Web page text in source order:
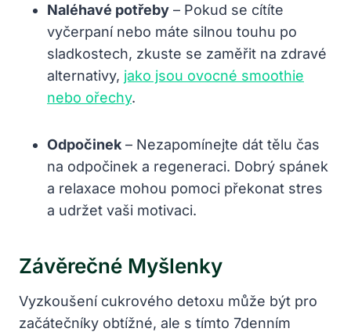
Naléhavé potřeby – Pokud se cítíte
vyčerpaní nebo máte silnou touhu po
sladkostech, zkuste se zaměřit na zdravé
alternativy, jako jsou ovocné smoothie
nebo ořechy.
Odpočinek – Nezapomínejte dát tělu čas
na odpočinek a regeneraci. Dobrý spánek
a relaxace mohou pomoci překonat stres
a udržet vaši motivaci.
Závěrečné Myšlenky
Vyzkoušení cukrového detoxu může být pro
začátečníky obtížné, ale s tímto 7denním